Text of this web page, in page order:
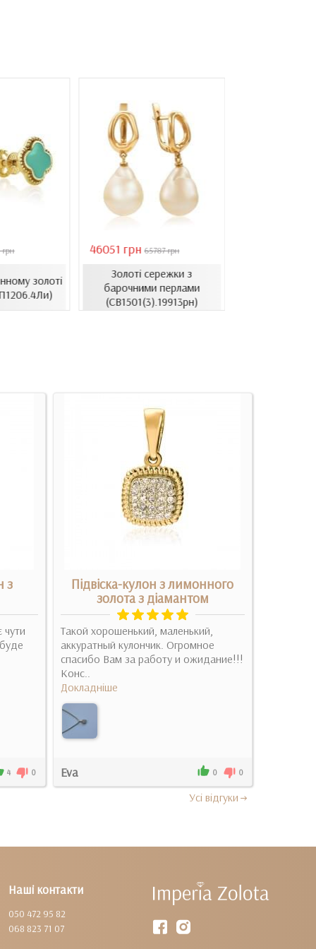
грн
золоті
46051 грн 65787 грн
Золоті сережки з
барочними перлами
(СВ1501(3).19913рн)
з
чути
4 0
Підвіска-кулон з лимонного
золота з діамантом
Такой хорошенький, маленький,
аккуратный кулончик. Огромное
спасибо Вам за работу и ожидание!!!
Конс..
Докладніше
Eva 0 0
Усi вiдгуки
Наші контакти
050 472 95 82
068 823 71 07